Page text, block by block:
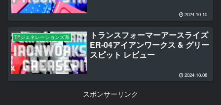
2024.10.10
TFジェネレーションズ系
トランスフォーマーアースライズ
ER-04アイアンワークス & グリー
スピット レビュー
2024.10.08
スポンサーリンク